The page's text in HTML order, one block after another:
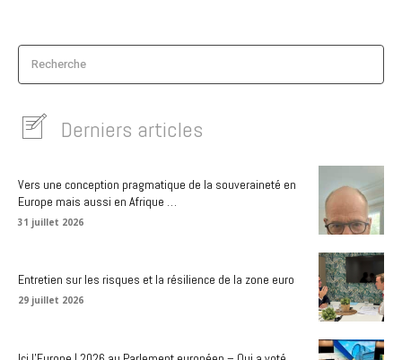
Recherche
Derniers articles
Vers une conception pragmatique de la souveraineté en
Europe mais aussi en Afrique …
31 juillet 2026
Entretien sur les risques et la résilience de la zone euro
29 juillet 2026